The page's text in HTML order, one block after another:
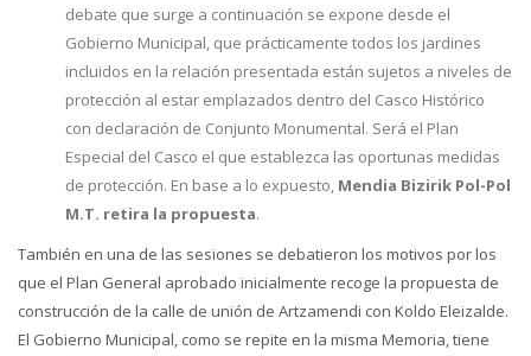
debate que surge a continuación se expone desde el
Gobierno Municipal, que prácticamente todos los jardines
incluidos en la relación presentada están sujetos a niveles de
protección al estar emplazados dentro del Casco Histórico
con declaración de Conjunto Monumental. Será el Plan
Especial del Casco el que establezca las oportunas medidas
de protección. En base a lo expuesto, Mendia Bizirik Pol-Pol
M.T. retira la propuesta.
También en una de las sesiones se debatieron los motivos por los
que el Plan General aprobado inicialmente recoge la propuesta de
construcción de la calle de unión de Artzamendi con Koldo Eleizalde.
El Gobierno Municipal, como se repite en la misma Memoria, tiene